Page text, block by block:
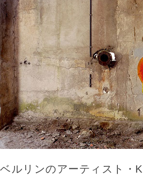
ベルリンのアーティスト・